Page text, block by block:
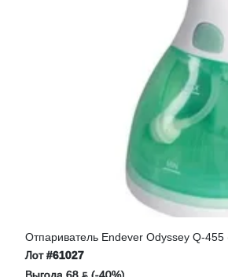
Отпариватель Endever Odyssey Q-
Лот#61027